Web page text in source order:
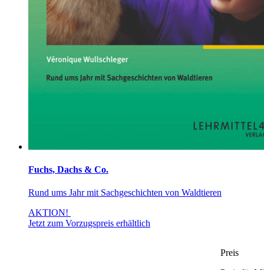
Fuchs, Dachs & Co.
Rund ums Jahr mit Sachgeschichten von Waldtieren
AKTION!
Jetzt zum Vorzugspreis erhältlich
Preis